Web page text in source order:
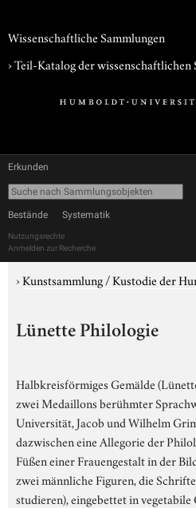
Wissenschaftliche Sammlungen
› Teil-Katalog der wissenschaftlichen
Erkunden
Bestände Systematik
Nutzungsrechte
Anmelden zur Recherche
›Kunstsammlung / Kustodie der
Lünette Philologie
Halbkreisförmiges Gemälde
zwei Medaillons berühmter
Universität, Jacob und Wilhelm
dazwischen eine Allegorie der
Füßen einer Frauengestalt in der
zwei männliche Figuren, die
studieren), eingebettet in